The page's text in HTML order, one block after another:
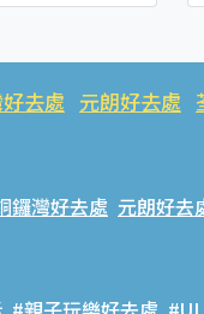
去處 元朗好去處
鑼灣好去處 元朗好去